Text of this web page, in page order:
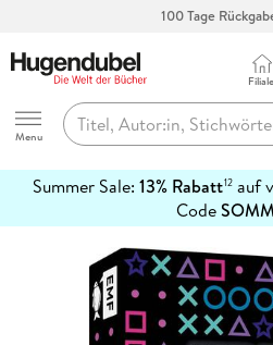
Hugendubel
Menu
Filiale
Summer Sale: 13% Rabatt12auf
Code
erfahren